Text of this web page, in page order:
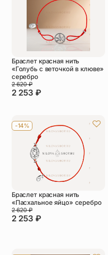
Браслет красная нить
«Голубь с веточкой в клюве»
серебро
2 253 ₽
2 620₽
-14%
Браслет красная нить
«Пасхальное яйцо» серебро
2 253 ₽
2 620₽